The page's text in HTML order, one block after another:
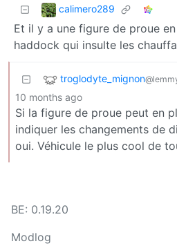
calimero289
Et il y a une figure de proue
haddock qui insulte les
troglodyte_mignon
10 months ago
Si la figure de proue peut en
indiquer les changements de
oui. Véhicule le plus cool de
BE: 0.19.20
Modlog